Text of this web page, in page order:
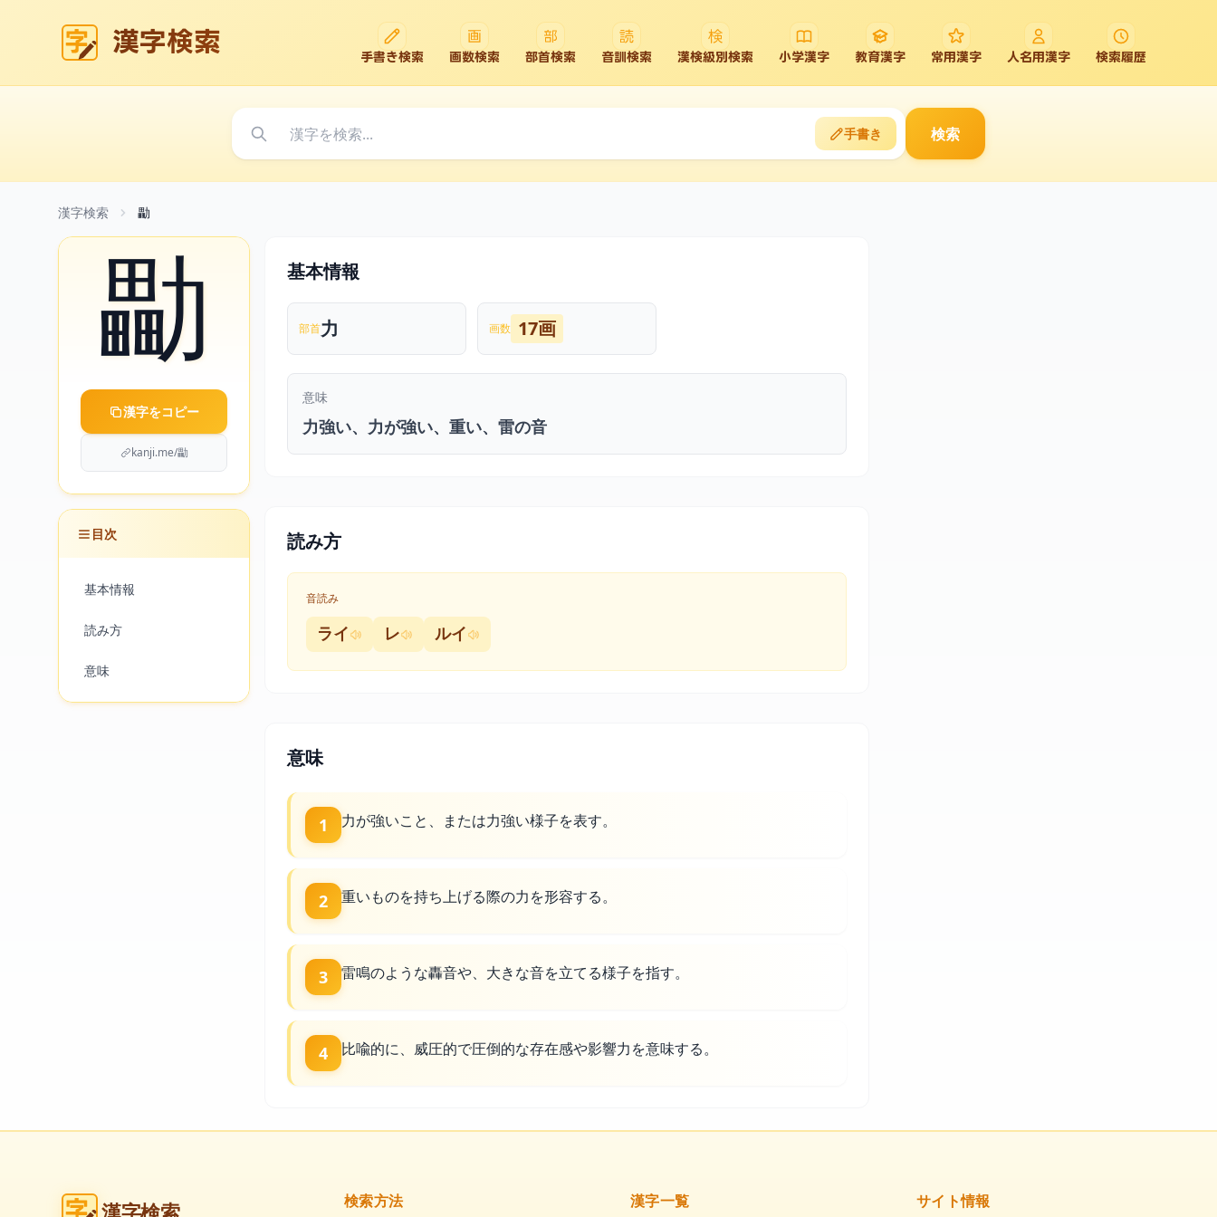
漢字検索 手書き検索 画数検索 部首検索 音訓検索 漢検級別検索 小学漢字 教育漢字 常用漢字 人名用漢字 検索履歴
手書き 検索
漢字検索 㔣
㔣
漢字をコピー
kanji.me/㔣
目次
基本情報
読み方
意味
基本情報
部首力 画数 17画
意味
力強い、力が強い、重い、雷の音
読み方
音読み
ライ レ ルイ
意味
1 力が強いこと、または力強い様子を表す。
2 重いものを持ち上げる際の力を形容する。
3 雷鳴のような轟音や、大きな音を立てる様子を指す。
4 比喩的に、威圧的で圧倒的な存在感や影響力を意味する。
漢字検索 検索方法 漢字一覧 サイト情報